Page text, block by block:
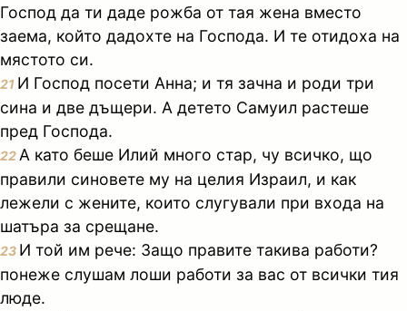
Господ да ти даде рожба от тая жена вместо
заема, който дадохте на Господа. И те отидоха на
мястото си.
21 И Господ посети Анна; и тя зачна и роди три
сина и две дъщери. А детето Самуил растеше
пред Господа.
22 А като беше Илий много стар, чу всичко, що
правили синовете му на целия Израил, и как
лежели с жените, които слугували при входа на
шатъра за срещане.
23 И той им рече: Защо правите такива работи?
понеже слушам лоши работи за вас от всички тия
люде.